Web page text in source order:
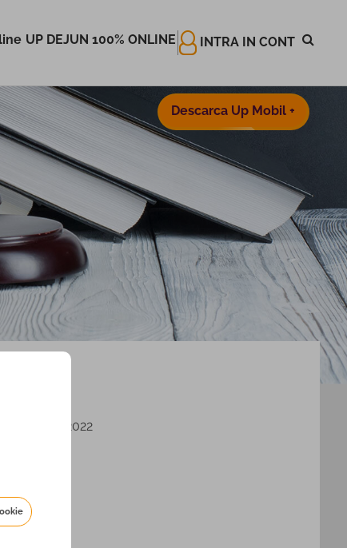
Descarca Up Mobil +
UP DEJUN 100% ONLINE INTRA IN CONT
al anului 2022